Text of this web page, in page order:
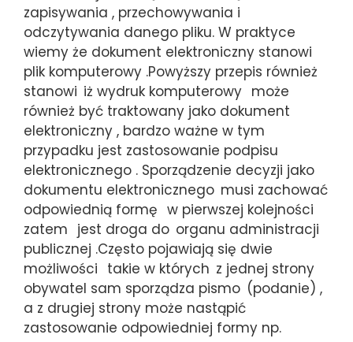
zapisywania , przechowywania i
odczytywania danego pliku. W praktyce
wiemy że dokument elektroniczny stanowi
plik komputerowy .Powyższy przepis również
stanowi iż wydruk komputerowy może
również być traktowany jako dokument
elektroniczny , bardzo ważne w tym
przypadku jest zastosowanie podpisu
elektronicznego . Sporządzenie decyzji jako
dokumentu elektronicznego musi zachować
odpowiednią formę w pierwszej kolejności
zatem jest droga do organu administracji
publicznej .Często pojawiają się dwie
możliwości takie w których z jednej strony
obywatel sam sporządza pismo (podanie) ,
a z drugiej strony może nastąpić
zastosowanie odpowiedniej formy np.